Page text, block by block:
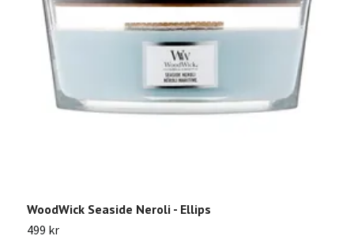
WoodWick Seaside Neroli - Ellips
499 kr